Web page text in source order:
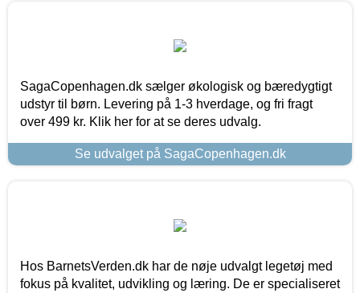
SagaCopenhagen.dk sælger økologisk og bæredygtigt
udstyr til børn. Levering på 1-3 hverdage, og fri fragt
over 499 kr. Klik her for at se deres udvalg.
Se udvalget på SagaCopenhagen.dk
Hos BarnetsVerden.dk har de nøje udvalgt legetøj med
fokus på kvalitet, udvikling og læring. De er specialiseret